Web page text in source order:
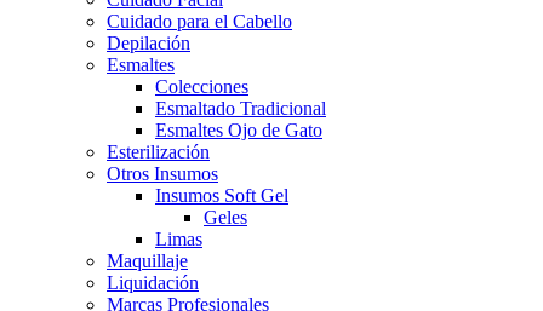
Cuidado para el Cabello
Depilación
Esmaltes
Colecciones
Esmaltado Tradicional
Esmaltes Ojo de Gato
Esterilización
Otros Insumos
Insumos Soft Gel
Geles
Limas
Maquillaje
Liquidación
Marcas Profesionales